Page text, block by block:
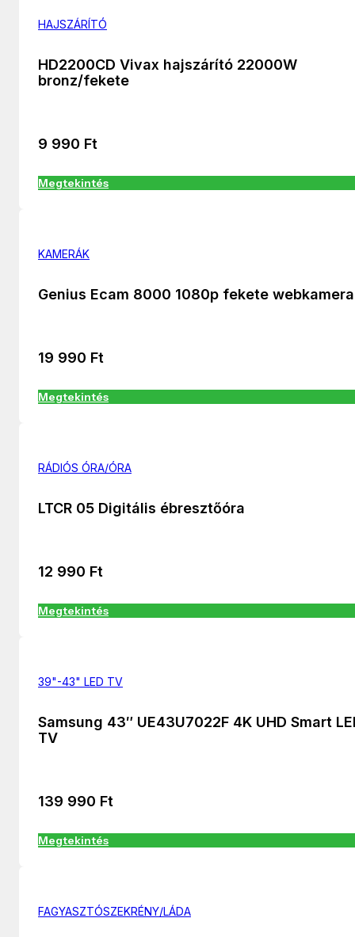
HAJSZÁRÍTÓ
HD2200CD Vivax hajszárító 22000W
bronz/fekete
9 990 Ft
Megtekintés
KAMERÁK
Genius Ecam 8000 1080p fekete webkamera
19 990 Ft
Megtekintés
RÁDIÓS ÓRA/ÓRA
LTCR 05 Digitális ébresztőóra
12 990 Ft
Megtekintés
39"-43" LED TV
Samsung 43″ UE43U7022F 4K UHD Smart
TV
139 990 Ft
Megtekintés
FAGYASZTÓSZEKRÉNY/LÁDA